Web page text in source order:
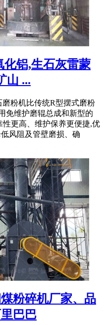
铝,生石灰雷蒙
山 ...
粉机比传统R型摆式磨粉
免维护磨辊总成和新型的
更高、维护保养更便捷,优
风阻及管壁磨损、确
粉碎机厂家、品
巴巴